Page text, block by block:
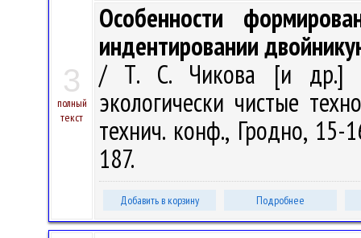
3
полный
текст
Особенности
индентировании
/ Т. С. Чикова [и др.] //
экологически чистые
технич. конф., Гродно,
187.
Добавить в корзину Подробнее